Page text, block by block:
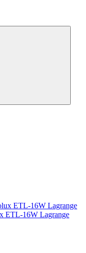
ETL-16W Lagrange